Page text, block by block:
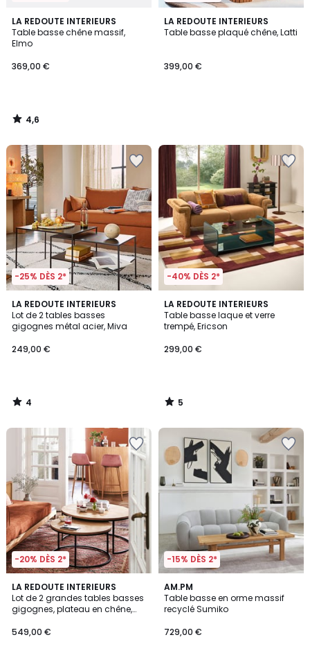
LA REDOUTE INTERIEURS
Table basse chêne massif,
Elmo
369,00 €
4,6
/ 5
4,6
/
LA REDOUTE INTERIEURS
Table basse plaqué chêne, Latti
399,00 €
-25% DÈS 2*
LA REDOUTE INTERIEURS
Lot de 2 tables basses
gigognes métal acier, Miva
249,00 €
4
/
5
4
/
-40% DÈS 2*
LA REDOUTE INTERIEURS
Table basse laque et verre
trempé, Ericson
299,00 €
5
/
5
5
/
-20% DÈS 2*
LA REDOUTE INTERIEURS
Lot de 2 grandes tables basses
gigognes, plateau en chêne,
549,00 €
4,6
/ 5
-15% DÈS 2*
AM.PM
Table basse en orme massif
recyclé Sumiko
729,00 €
4,5
/ 5